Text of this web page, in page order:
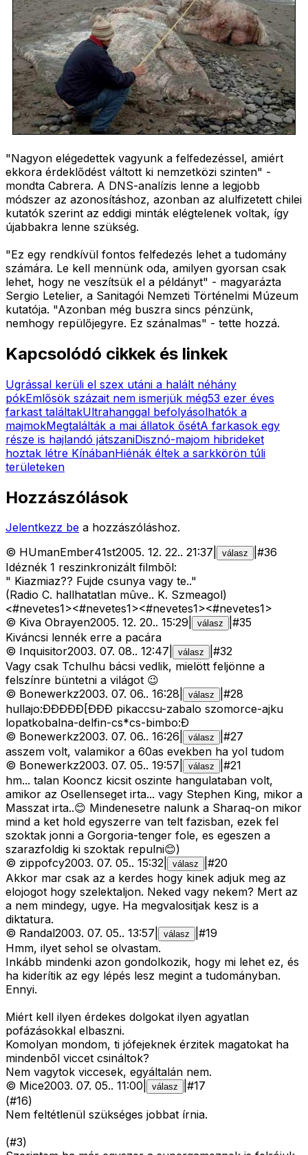
"Nagyon elégedettek vagyunk a felfedezéssel, amiért
ekkora érdeklődést váltott ki nemzetközi szinten" -
mondta Cabrera. A DNS-analízis lenne a legjobb
módszer az azonosításhoz, azonban az alulfizetett chilei
kutatók szerint az eddigi minták elégtelenek voltak, így
újabbakra lenne szükség.
"Ez egy rendkívül fontos felfedezés lehet a tudomány
számára. Le kell mennünk oda, amilyen gyorsan csak
lehet, hogy ne veszítsük el a példányt" - magyarázta
Sergio Letelier, a Sanitagói Nemzeti Történelmi Múzeum
kutatója. "Azonban még buszra sincs pénzünk,
nemhogy repülőjegyre. Ez szánalmas" - tette hozzá.
Kapcsolódó cikkek és linkek
Ugrással kerüli el szex utáni a halált néhány
pókEmlősök százait nem ismerjük még53 ezer éves
farkast találtakUltrahanggal befolyásolhatók a
majmokMegtalálták a mai állatok ősétA farkasok egy
része is hajlandó játszaniDisznó-majom hibrideket
hoztak létre KínábanHiénák éltek a sarkkörön túli
területeken
Hozzászólások
Jelentkezz be a hozzászóláshoz.
© HUmanEmber41st2005. 12. 22.. 21:37 válasz #36
Idéznék 1 reszinkronizált filmbõl:
" Kiazmiaz?? Fujde csunya vagy te.."
(Radio C. hallhatatlan mûve.. K. Szmeagol)
<#nevetes1><#nevetes1><#nevetes1><#nevetes1>
© Kiva Obrayen2005. 12. 20.. 15:29 válasz #35
Kiváncsi lennék erre a pacára
© Inquisitor2003. 07. 08.. 12:47 válasz #32
Vagy csak Tchulhu bácsi vedlik, mielött feljönne a
felszínre büntetni a világot 😉
© Bonewerkz2003. 07. 06.. 16:28 válasz #28
hullajo:ÐÐÐÐÐ[ÐÐÐ pikaccsu-zabalo szomorce-ajku
lopatkobalna-delfin-cs*cs-bimbo:Ð
© Bonewerkz2003. 07. 06.. 16:26 válasz #27
asszem volt, valamikor a 60as evekben ha yol tudom
© Bonewerkz2003. 07. 05.. 19:57 válasz #21
hm... talan Kooncz kicsit oszinte hangulataban volt,
amikor az Osellenseget irta... vagy Stephen King, mikor a
Masszat irta..😊 Mindenesetre nalunk a Sharaq-on mikor
mind a ket hold egyszerre van telt fazisban, ezek fel
szoktak jonni a Gorgoria-tenger fole, es egeszen a
szarazfoldig ki szoktak repulni😊)
© zippofcy2003. 07. 05.. 15:32 válasz #20
Akkor mar csak az a kerdes hogy kinek adjuk meg az
elojogot hogy szelektaljon. Neked vagy nekem? Mert az
a nem mindegy, ugye. Ha megvalositjak kesz is a
diktatura.
© Randal2003. 07. 05.. 13:57 válasz #19
Hmm, ilyet sehol se olvastam.
Inkább mindenki azon gondolkozik, hogy mi lehet ez, és
ha kiderítik az egy lépés lesz megint a tudományban.
Ennyi.
Miért kell ilyen érdekes dolgokat ilyen agyatlan
pofázásokkal elbaszni.
Komolyan mondom, ti jófejeknek érzitek magatokat ha
mindenbõl viccet csináltok?
Nem vagytok viccesek, egyáltalán nem.
© Mice2003. 07. 05.. 11:00 válasz #17
(#16)
Nem feltétlenül szükséges jobbat írnia.
(#3)